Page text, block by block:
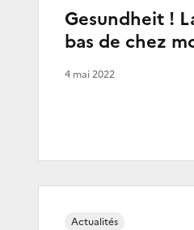
Gesundheit !
bas de chez
4 mai 2022
Actualités